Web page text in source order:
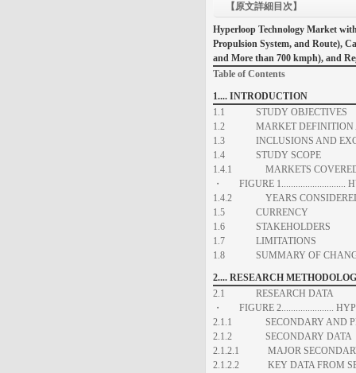
【原文詳細目次】
Hyperloop Technology Market
Propulsion System, and Route),
and More than 700 kmph), and
Table of Contents
1.... INTRODUCTION
1.1 STUDY OBJECTIVES
1.2 MARKET DEFINITION
1.3 INCLUSIONS AND
1.4 STUDY SCOPE
1.4.1 MARKETS
・ FIGURE 1...........................
1.4.2 YEARS
1.5 CURRENCY
1.6 STAKEHOLDERS
1.7 LIMITATIONS
1.8 SUMMARY OF
2.... RESEARCH
2.1 RESEARCH DATA
・ FIGURE 2......................
2.1.1 SECONDARY AND
2.1.2 SECONDARY DATA
2.1.2.1 MAJOR
2.1.2.2 KEY DATA FROM